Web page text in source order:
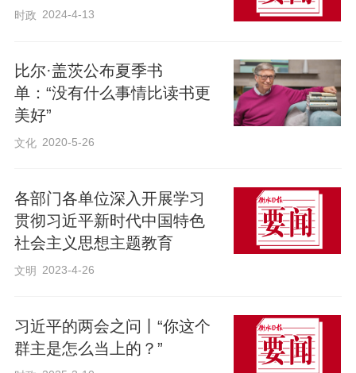
苍霞棚屋区旧貌。（图源：福建日报）
时政 2024-4-13
比尔·盖茨公布夏季书
单：“没有什么事情比读书更
美好”
文化 2020-5-26
各部门各单位深入开展学习
贯彻习近平新时代中国特色
社会主义思想主题教育
文明 2023-4-26
习近平的两会之问丨“你这个
群主是怎么当上的？”